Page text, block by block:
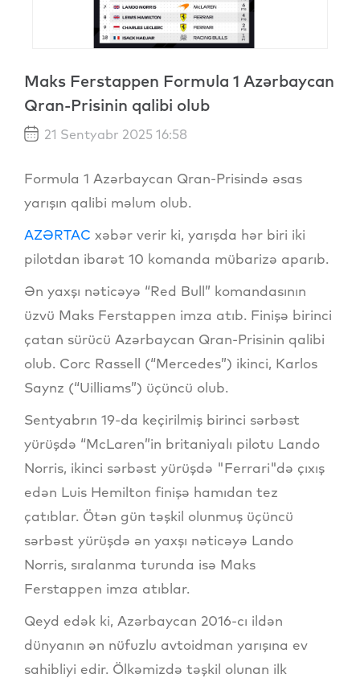
Maks Ferstappen Formula 1 Azərbaycan
Qran-Prisinin qalibi olub
21 Sentyabr 2025 16:58
Formula 1 Azərbaycan Qran-Prisində əsas
yarışın qalibi məlum olub.
AZƏRTAC xəbər verir ki, yarışda hər biri iki
pilotdan ibarət 10 komanda mübarizə aparıb.
Ən yaxşı nəticəyə “Red Bull” komandasının
üzvü Maks Ferstappen imza atıb. Finişə birinci
çatan sürücü Azərbaycan Qran-Prisinin qalibi
olub. Corc Rassell (“Mercedes”) ikinci, Karlos
Saynz (“Uilliams”) üçüncü olub.
Sentyabrın 19-da keçirilmiş birinci sərbəst
yürüşdə “McLaren”in britaniyalı pilotu Lando
Norris, ikinci sərbəst yürüşdə "Ferrari"də çıxış
edən Luis Hemilton finişə hamıdan tez
çatıblar. Ötən gün təşkil olunmuş üçüncü
sərbəst yürüşdə ən yaxşı nəticəyə Lando
Norris, sıralanma turunda isə Maks
Ferstappen imza atıblar.
Qeyd edək ki, Azərbaycan 2016-cı ildən
dünyanın ən nüfuzlu avtoidman yarışına ev
sahibliyi edir. Ölkəmizdə təşkil olunan ilk